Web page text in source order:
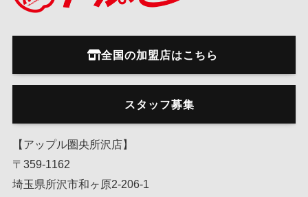
全国の加盟店はこちら
スタッフ募集
【アップル圏央所沢店】
〒359-1162
埼玉県所沢市和ヶ原2-206-1